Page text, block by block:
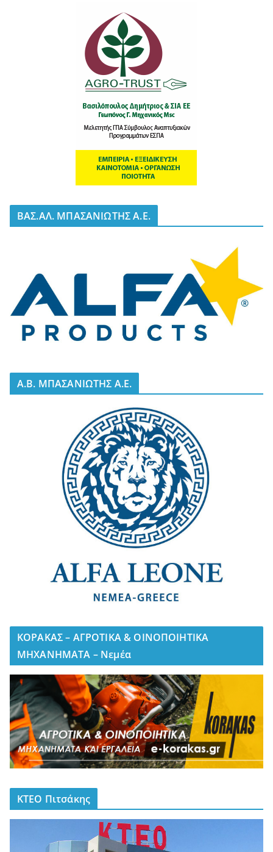
BΑΣ.ΑΛ. ΜΠΑΣΑΝΙΩΤΗΣ Α.Ε.
A.B. ΜΠΑΣΑΝΙΩΤΗΣ Α.Ε.
ΚΟΡΑΚΑΣ – ΑΓΡΟΤΙΚΑ & ΟΙΝΟΠΟΙΗΤΙΚΑ
ΜΗΧΑΝΗΜΑΤΑ – Νεμέα
ΚΤΕΟ Πιτσάκης